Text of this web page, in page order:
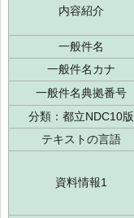
内容紹介
一般件名
一般件名カナ
一般件名典拠番号
分類：都立NDC10版
テキストの言語
資料情報1